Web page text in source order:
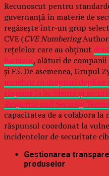
Recunoscut pentru
guvernanță în materie de
regăsește într-un grup
CVE (CVE Numbering
rețelelor care au obținut
furnizor, alături de
și F5. De asemenea, Grupul
membru cu drepturi depline
răspuns la incidente și
Response and Security
capacitatea de a colabora la
răspunsul coordonat la
incidentelor de securitate
Gestionarea
produselor